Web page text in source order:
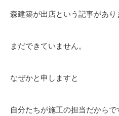
森建築が出店という記事があり
まだできていません。
なぜかと申しますと
自分たちが施工の担当だからで